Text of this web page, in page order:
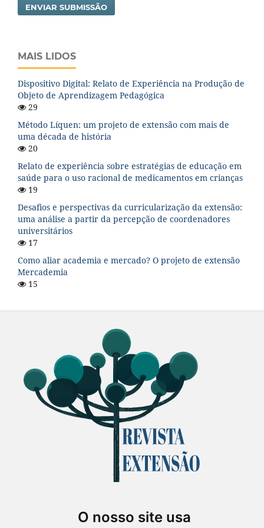
O nosso site usa
ENVIAR SUBMISSÃO
MAIS LIDOS
Dispositivo Digital: Relato de Experiência na Produção de
Objeto de Aprendizagem Pedagógica
29
Método Líquen: um projeto de extensão com mais de
uma década de história
20
Relato de experiência sobre estratégias de educação em
saúde para o uso racional de medicamentos em crianças
19
Desafios e perspectivas da curricularização da extensão:
uma análise a partir da percepção de coordenadores
universitários
17
Como aliar academia e mercado? O projeto de extensão
Mercademia
15